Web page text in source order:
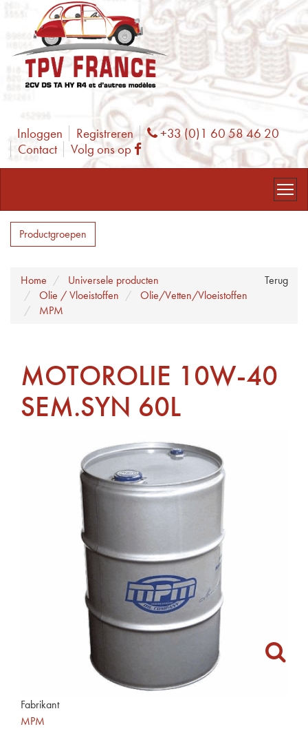
Inloggen Registreren Phone
+33 (0)1 60 58 46 20
Contact
Volg ons op Facebook
Productgroepen
Terug
Home
Universele producten
Olie / Vloeistoffen
Olie/Vetten/Vloeistoffen
MPM
MOTOROLIE 10W-40
SEM.SYN 60L
Fabrikant
MPM